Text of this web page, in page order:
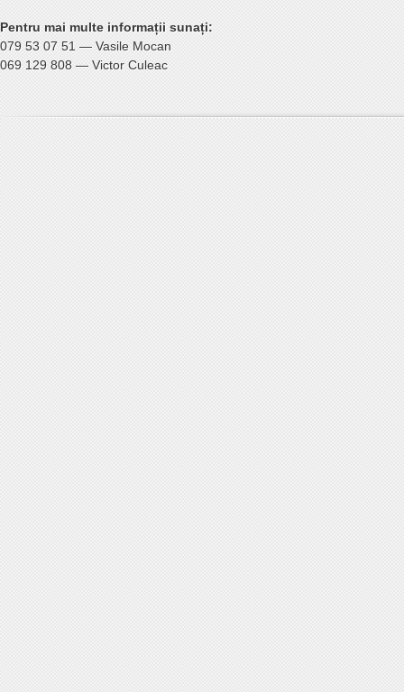
Pentru mai multe informații sunați:
079 53 07 51 — Vasile Mocan
069 129 808 — Victor Culeac